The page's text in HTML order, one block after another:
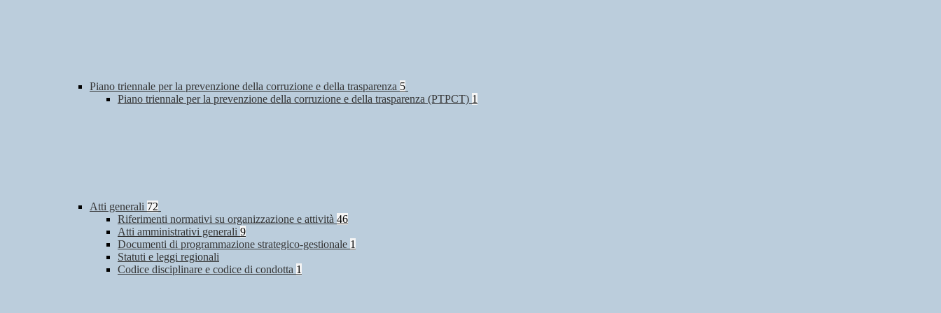
Piano triennale per la prevenzione della corruzione e della trasparenza 5
Piano triennale per la prevenzione della corruzione e della trasparenza (PTPCT) 1
Atti generali 72
Riferimenti normativi su organizzazione e attività 46
Atti amministrativi generali 9
Documenti di programmazione strategico-gestionale 1
Statuti e leggi regionali
Codice disciplinare e codice di condotta 1